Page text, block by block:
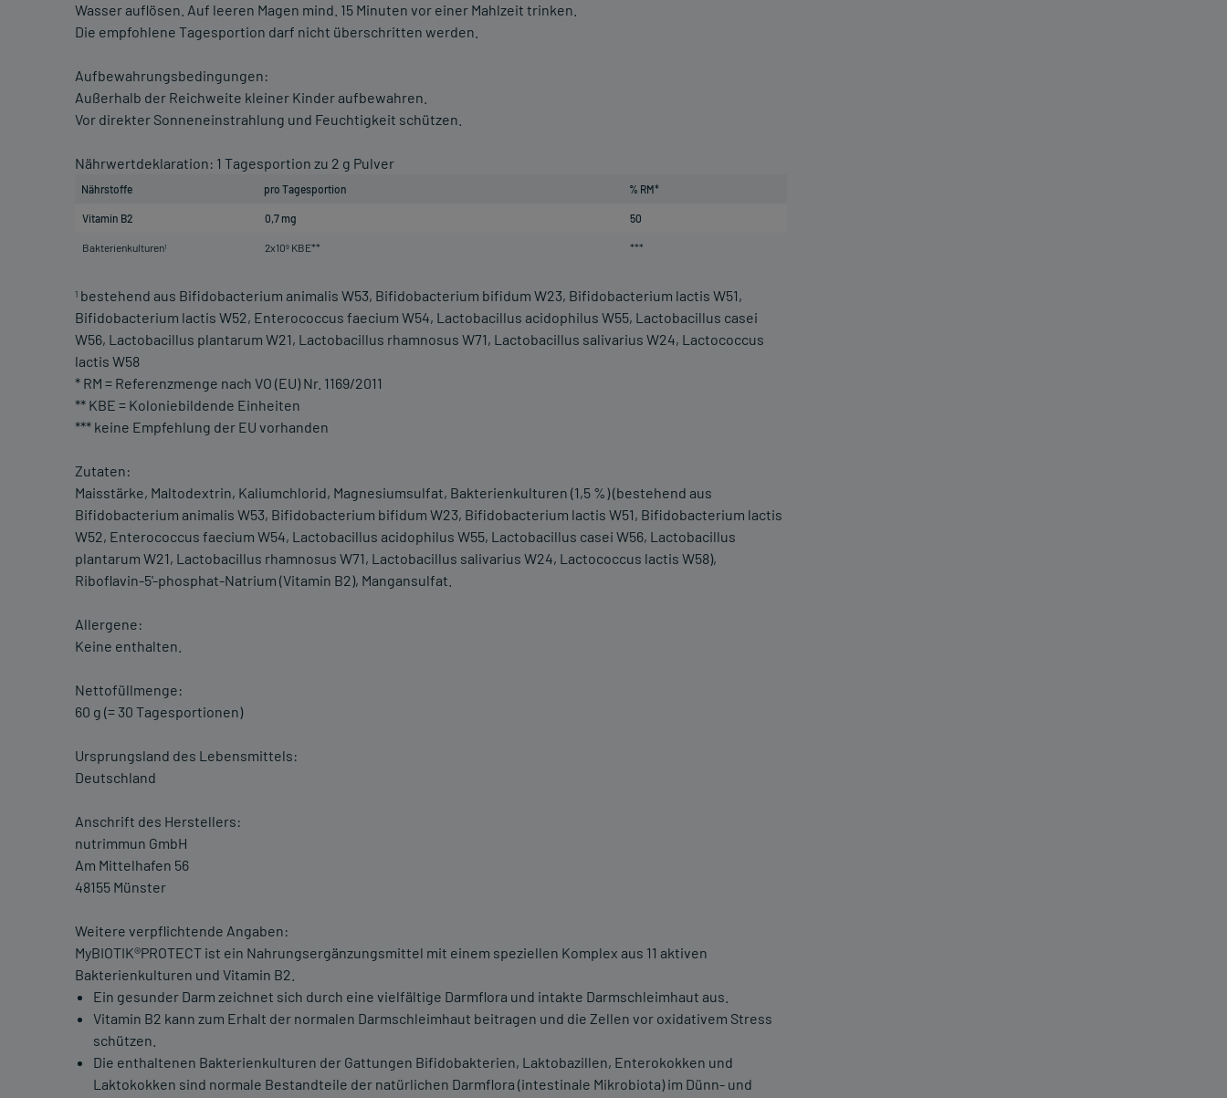
Wasser auflösen. Auf leeren Magen mind. 15 Minuten vor einer Mahlzeit trinken.
Die empfohlene Tagesportion darf nicht überschritten werden.
Aufbewahrungsbedingungen:
Außerhalb der Reichweite kleiner Kinder aufbewahren.
Vor direkter Sonneneinstrahlung und Feuchtigkeit schützen.
Nährwertdeklaration: 1 Tagesportion zu 2 g Pulver
Nährstoffe pro Tagesportion % RM*
Vitamin B2 0,7 mg 50
Bakterienkulturen1 2x109 KBE** ***
1 bestehend aus Bifidobacterium animalis W53, Bifidobacterium bifidum W23, Bifidobacterium lactis W51,
Bifidobacterium lactis W52, Enterococcus faecium W54, Lactobacillus acidophilus W55, Lactobacillus casei
W56, Lactobacillus plantarum W21, Lactobacillus rhamnosus W71, Lactobacillus salivarius W24, Lactococcus
lactis W58
* RM = Referenzmenge nach VO (EU) Nr. 1169/2011
** KBE = Koloniebildende Einheiten
*** keine Empfehlung der EU vorhanden
Zutaten:
Maisstärke, Maltodextrin, Kaliumchlorid, Magnesiumsulfat, Bakterienkulturen (1,5 %) (bestehend aus
Bifidobacterium animalis W53, Bifidobacterium bifidum W23, Bifidobacterium lactis W51, Bifidobacterium lactis
W52, Enterococcus faecium W54, Lactobacillus acidophilus W55, Lactobacillus casei W56, Lactobacillus
plantarum W21, Lactobacillus rhamnosus W71, Lactobacillus salivarius W24, Lactococcus lactis W58),
Riboflavin-5'-phosphat-Natrium (Vitamin B2), Mangansulfat.
Allergene:
Keine enthalten.
Nettofüllmenge:
60 g (= 30 Tagesportionen)
Ursprungsland des Lebensmittels:
Deutschland
Anschrift des Herstellers:
nutrimmun GmbH
Am Mittelhafen 56
48155 Münster
Weitere verpflichtende Angaben:
MyBIOTIK®PROTECT ist ein Nahrungsergänzungsmittel mit einem speziellen Komplex aus 11 aktiven
Bakterienkulturen und Vitamin B2.
Ein gesunder Darm zeichnet sich durch eine vielfältige Darmflora und intakte Darmschleimhaut aus.
Vitamin B2 kann zum Erhalt der normalen Darmschleimhaut beitragen und die Zellen vor oxidativem Stress
schützen.
Die enthaltenen Bakterienkulturen der Gattungen Bifidobakterien, Laktobazillen, Enterokokken und
Laktokokken sind normale Bestandteile der natürlichen Darmflora (intestinale Mikrobiota) im Dünn- und